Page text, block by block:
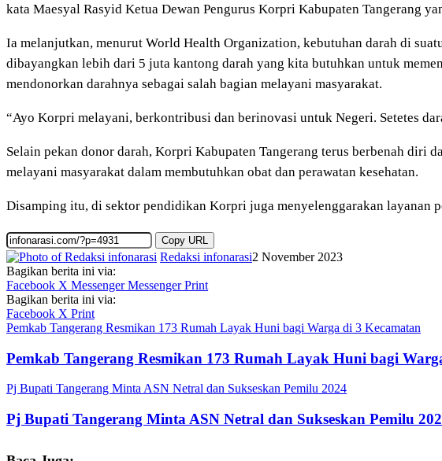
kata Maesyal Rasyid Ketua Dewan Pengurus Korpri Kabupaten Tangerang
Ia melanjutkan, menurut World Health Organization, kebutuhan darah di
dibayangkan lebih dari 5 juta kantong darah yang kita butuhkan untuk
mendonorkan darahnya sebagai salah bagian melayani masyarakat.
“Ayo Korpri melayani, berkontribusi dan berinovasi untuk Negeri. Setetes
Selain pekan donor darah, Korpri Kabupaten Tangerang terus berbenah
melayani masyarakat dalam membutuhkan obat dan perawatan kesehatan.
Disamping itu, di sektor pendidikan Korpri juga menyelenggarakan layanan
Copy URL
Redaksi infonarasi2 November 2023
Bagikan berita ini via:
Facebook X Messenger Messenger Print
Bagikan berita ini via:
Facebook X Print
Pemkab Tangerang Resmikan 173 Rumah Layak Huni bagi Warga di 3 Kecamatan
Pemkab Tangerang Resmikan 173 Rumah Layak Huni bagi
Pj Bupati Tangerang Minta ASN Netral dan Sukseskan Pemilu 2024
Pj Bupati Tangerang Minta ASN Netral dan Sukseskan Pemilu